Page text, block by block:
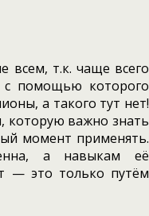
всем, т.к. чаще всего
помощью которого
а такого тут нет!
которую важно знать
момент применять.
а навыкам её
— это только путём